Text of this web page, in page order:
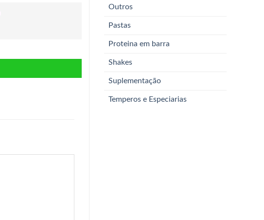
Outros
Pastas
Proteina em barra
Shakes
Suplementação
Temperos e Especiarias